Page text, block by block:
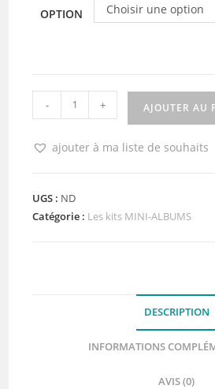
OPTION Choisir une option
quantité
de
Minialbum
vadrouille
- + AJOUTER AU
ajouter à ma liste de souhaits
UGS : ND
Catégorie : Les kits MINI-ALBUMS
DESCRIPTION
INFORMATIONS
AVIS (0)